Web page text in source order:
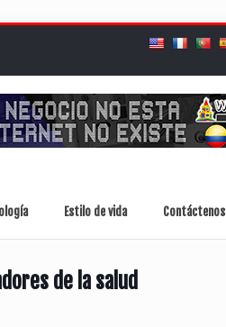
Estilo de vida Contáctenos
de la salud